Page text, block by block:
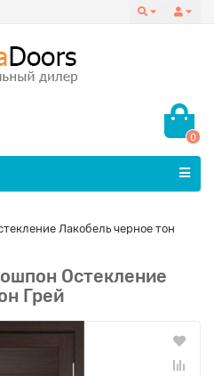
0
Лакобель черное тон
Остекление
Грей